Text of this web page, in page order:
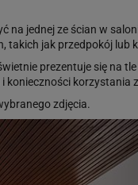
na jednej ze ścian w
takich jak przedpokój lub
prezentuje się na
korzystania
zdjęcia.